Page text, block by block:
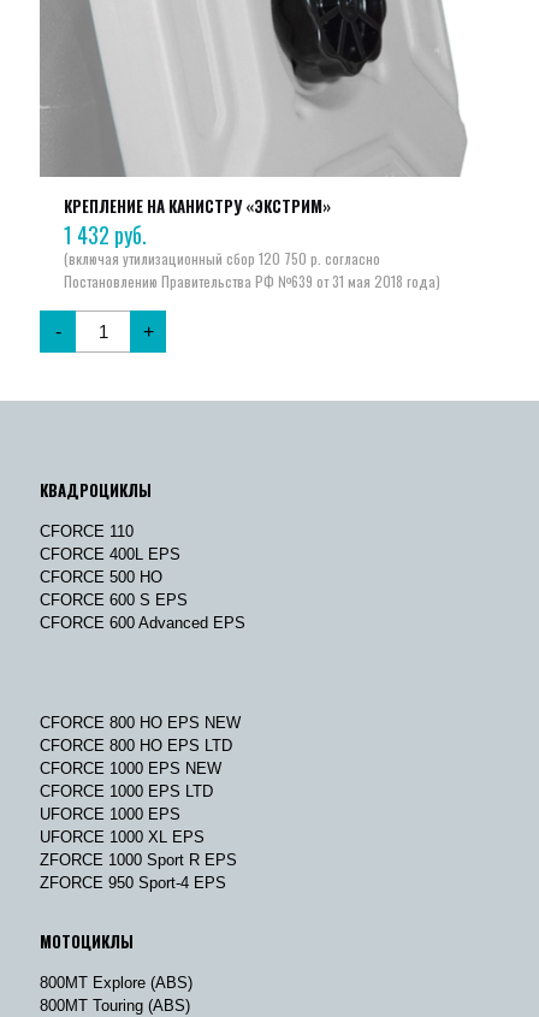
КРЕПЛЕНИЕ НА КАНИСТРУ «ЭКСТРИМ»
1 432 руб.
- +
КВАДРОЦИКЛЫ
CFORCE 110
CFORCE 400L EPS
CFORCE 500 HO
CFORCE 600 S EPS
CFORCE 600 Advanced EPS
CFORCE 800 HO EPS NEW
CFORCE 800 HO EPS LTD
CFORCE 1000 EPS NEW
CFORCE 1000 EPS LTD
UFORCE 1000 EPS
UFORCE 1000 XL EPS
ZFORCE 1000 Sport R EPS
ZFORCE 950 Sport-4 EPS
МОТОЦИКЛЫ
800MT Explore (ABS)
800MT Touring (ABS)